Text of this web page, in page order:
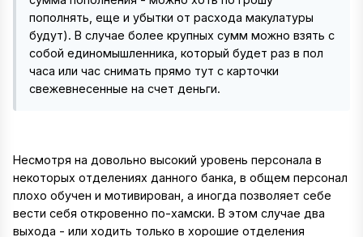
пополнять, еще и убытки от расхода макулатуры
будут). В случае более крупных сумм можно взять с
собой единомышленника, который будет раз в пол
часа или час снимать прямо тут с карточки
свежевнесенные на счет деньги.
Несмотря на довольно высокий уровень персонала в
некоторых отделениях данного банка, в общем персонал
плохо обучен и мотивирован, а иногда позволяет себе
вести себя откровенно по-хамски. В этом случае два
выхода - или ходить только в хорошие отделения